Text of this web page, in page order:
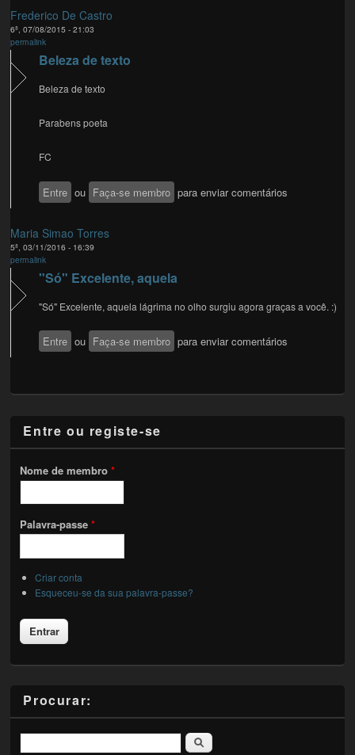
Frederico De Castro
6ª, 07/08/2015 - 21:03
permalink
Beleza de texto
Beleza de texto
Parabens poeta
FC
Entre ou Faça-se membro para enviar comentários
Maria Simao Torres
5ª, 03/11/2016 - 16:39
permalink
"Só" Excelente, aquela
"Só" Excelente, aquela lágrima no olho surgiu agora graças a você. :)
Entre ou Faça-se membro para enviar comentários
Entre ou registe-se
Nome de membro*
Palavra-passe*
Criar conta
Esqueceu-se da sua palavra-passe?
Procurar:
Pesquisar